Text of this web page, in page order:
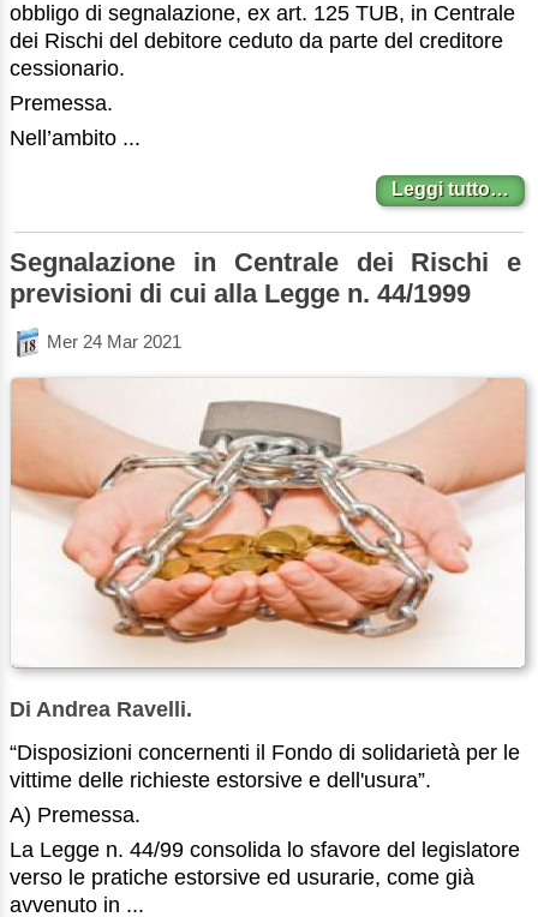
obbligo di segnalazione, ex art. 125 TUB, in Centrale
dei Rischi del debitore ceduto da parte del creditore
cessionario.
Premessa.
Nell’ambito ...
Leggi tutto…
Segnalazione in Centrale dei Rischi e
previsioni di cui alla Legge n. 44/1999
Mer 24 Mar 2021
Di Andrea Ravelli.
“Disposizioni concernenti il Fondo di solidarietà per le
vittime delle richieste estorsive e dell'usura”.
A) Premessa.
La Legge n. 44/99 consolida lo sfavore del legislatore
verso le pratiche estorsive ed usurarie, come già
avvenuto in ...